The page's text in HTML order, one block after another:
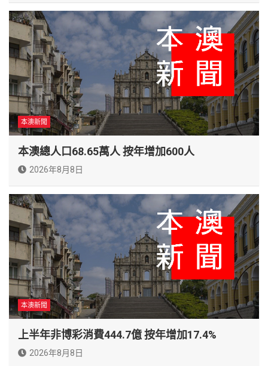
本澳新聞
本澳總人口68.65萬人 按年增加600人
2026年8月8日
本澳新聞
上半年非博彩消費444.7億 按年增加17.4%
2026年8月8日